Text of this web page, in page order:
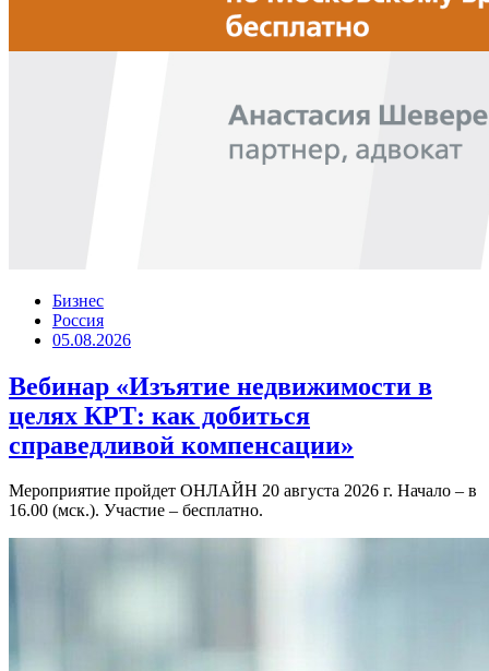
Бизнес
Россия
05.08.2026
Вебинар «Изъятие недвижимости в
целях КРТ: как добиться
справедливой компенсации»
Мероприятие пройдет ОНЛАЙН 20 августа 2026 г. Начало – в
16.00 (мск.). Участие – бесплатно.